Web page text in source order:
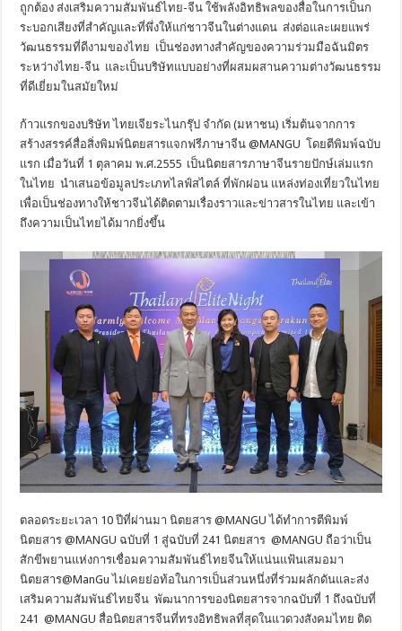
ถูกต้อง ส่งเสริมความสัมพันธ์ไทย-จีน ใช้พลังอิทธิพลของสื่อในการเป็นก
ระบอกเสียงที่สำคัญและที่พึ่งให้แก่ชาวจีนในต่างแดน ส่งต่อและเผยแพร่
วัฒนธรรมที่ดีงามของไทย เป็นช่องทางสำคัญของความร่วมมือฉันมิตร
ระหว่างไทย-จีน และเป็นบริษัทแบบอย่างที่ผสมผสานความต่างวัฒนธรรม
ที่ดีเยี่ยมในสมัยใหม่
ก้าวแรกของบริษัท ไทยเจียระไนกรุ๊ป จำกัด (มหาชน) เริ่มต้นจากการ
สร้างสรรค์สื่อสิ่งพิมพ์นิตยสารแจกฟรีภาษาจีน @MANGU โดยตีพิมพ์ฉบับ
แรก เมื่อวันที่ 1 ตุลาคม พ.ศ.2555 เป็นนิตยสารภาษาจีนรายปักษ์เล่มแรก
ในไทย นำเสนอข้อมูลประเภทไลฟ์สไตล์ ที่พักผ่อน แหล่งท่องเที่ยวในไทย
เพื่อเป็นช่องทางให้ชาวจีนได้ติดตามเรื่องราวและข่าวสารในไทย และเข้า
ถึงความเป็นไทยได้มากยิ่งขึ้น
ตลอดระยะเวลา 10 ปีที่ผ่านมา นิตยสาร @MANGU ได้ทำการตีพิมพ์
นิตยสาร @MANGU ฉบับที่ 1 สู่ฉบับที่ 241 นิตยสาร @MANGU ถือว่าเป็น
สักขีพยานแห่งการเชื่อมความสัมพันธ์ไทยจีนให้แน่นแฟ้นเสมอมา
นิตยสาร@ManGu ไม่เคยย่อท้อในการเป็นส่วนหนึ่งที่ร่วมผลักดันและส่ง
เสริมความสัมพันธ์ไทยจีน พัฒนาการของนิตยสารจากฉบับที่ 1 ถึงฉบับที่
241 @MANGU สื่อนิตยสารจีนที่ทรงอิทธิพลที่สุดในแวดวงสังคมไทย ติด